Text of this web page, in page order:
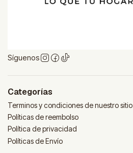
Síguenos
Categorías
Terminos y condiciones de nuestro sitio
Políticas de reembolso
Política de privacidad
Políticas de Envío